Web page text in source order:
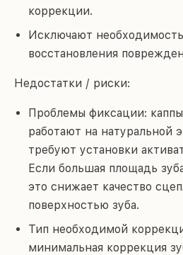
коррекции.
Исключают
восстановления
Недостатки / риски:
Проблемы фиксации:
работают на натуральной
требуют установки
Если большая площадь
это снижает качество
поверхностью зуба.
Тип необходимой
минимальная коррекция